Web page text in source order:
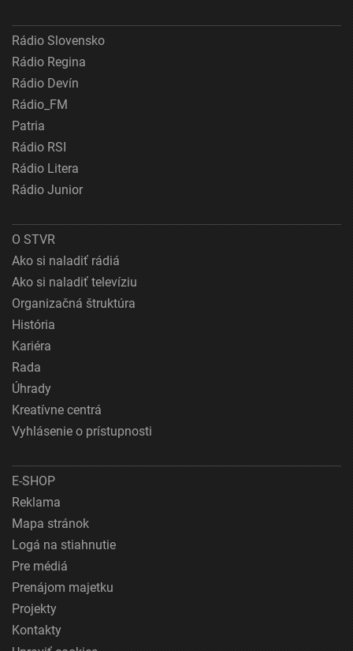
Rádio Slovensko
Rádio Regina
Rádio Devín
Rádio_FM
Patria
Rádio RSI
Rádio Litera
Rádio Junior
O STVR
Ako si naladiť rádiá
Ako si naladiť televíziu
Organizačná štruktúra
História
Kariéra
Rada
Úhrady
Kreatívne centrá
Vyhlásenie o prístupnosti
E-SHOP
Reklama
Mapa stránok
Logá na stiahnutie
Pre médiá
Prenájom majetku
Projekty
Kontakty